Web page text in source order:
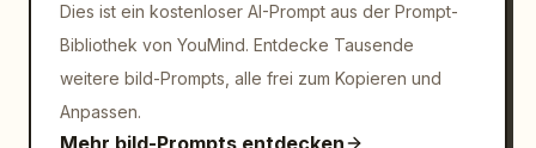
Dies ist ein kostenloser AI-Prompt aus der Prompt-
Bibliothek von YouMind. Entdecke Tausende
weitere bild-Prompts, alle frei zum Kopieren und
Anpassen.
Mehr bild-Prompts entdecken